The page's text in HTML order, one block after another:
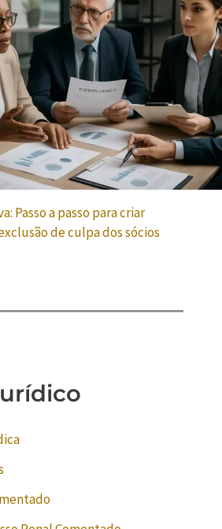
Passo a passo para criar
de culpa dos sócios